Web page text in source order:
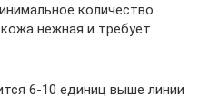
количество
нежная и требует
6-10 единиц выше линии